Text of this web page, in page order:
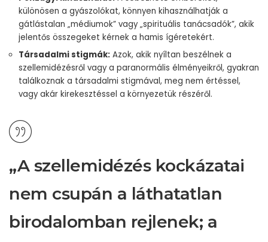
különösen a gyászolókat, könnyen kihasználhatják a
gátlástalan „médiumok” vagy „spirituális tanácsadók”, akik
jelentős összegeket kérnek a hamis ígéretekért.
Társadalmi stigmák: Azok, akik nyíltan beszélnek a
szellemidézésről vagy a paranormális élményeikről, gyakran
találkoznak a társadalmi stigmával, meg nem értéssel,
vagy akár kirekesztéssel a környezetük részéről.
„A szellemidézés kockázatai
nem csupán a láthatatlan
birodalomban rejlenek; a